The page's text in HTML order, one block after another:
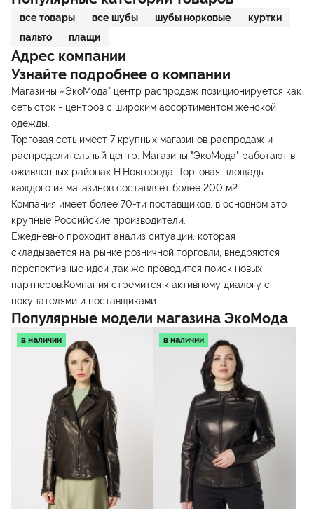
все товары все шубы шубы норковые
куртки
пальто
плащи
Адрес компании
Узнайте подробнее о компании
Магазины «ЭкоМода" центр распродаж позиционируется как
сеть сток - центров с широким ассортиментом женской
одежды.
Торговая сеть имеет 7 крупных магазинов распродаж и
распределительный центр. Магазины "ЭкоМода" работают в
оживленных районах Н.Новгорода. Торговая площадь
каждого из магазинов составляет более 200 м2.
Компания имеет более 70-ти поставщиков, в основном это
крупные Российские производители.
Ежедневно проходит анализ ситуации, которая
складывается на рынке розничной торговли, внедряются
перспективные идеи ,так же проводится поиск новых
партнеров.Компания стремится к активному диалогу с
покупателями и поставщиками.
Популярные модели магазина ЭкоМода
в наличии в наличии